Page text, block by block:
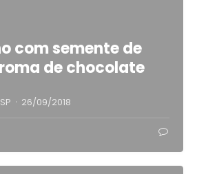
com semente de
de chocolate
· 26/09/2018